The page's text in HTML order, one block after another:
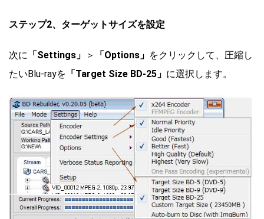
ステップ2、ターゲットサイズを設定
次に 「Settings」 ＞ 「Options」 をクリックして、圧縮し
たいBlu-rayを 「Target Size BD-25」 に選択します。